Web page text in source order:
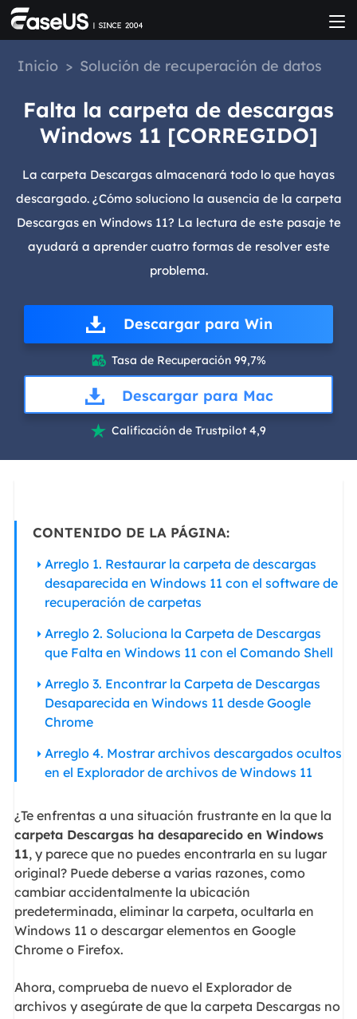
Inicio > Solución de recuperación de datos
Falta la carpeta de descargas
Windows 11 [CORREGIDO]
La carpeta Descargas almacenará todo lo que hayas
descargado. ¿Cómo soluciono la ausencia de la carpeta
Descargas en Windows 11? La lectura de este pasaje te
ayudará a aprender cuatro formas de resolver este
problema.
Descargar para Win
 Tasa de Recuperación 99,7%
Descargar para Mac
 Calificación de Trustpilot 4,9
CONTENIDO DE LA PÁGINA:
Arreglo 1. Restaurar la carpeta de descargas
desaparecida en Windows 11 con el software de
recuperación de carpetas
Arreglo 2. Soluciona la Carpeta de Descargas
que Falta en Windows 11 con el Comando Shell
Arreglo 3. Encontrar la Carpeta de Descargas
Desaparecida en Windows 11 desde Google
Chrome
Arreglo 4. Mostrar archivos descargados ocultos
en el Explorador de archivos de Windows 11
¿Te enfrentas a una situación frustrante en la que la
carpeta Descargas ha desaparecido en Windows
11, y parece que no puedes encontrarla en su lugar
original? Puede deberse a varias razones, como
cambiar accidentalmente la ubicación
predeterminada, eliminar la carpeta, ocultarla en
Windows 11 o descargar elementos en Google
Chrome o Firefox.
Ahora, comprueba de nuevo el Explorador de
archivos y asegúrate de que la carpeta Descargas no